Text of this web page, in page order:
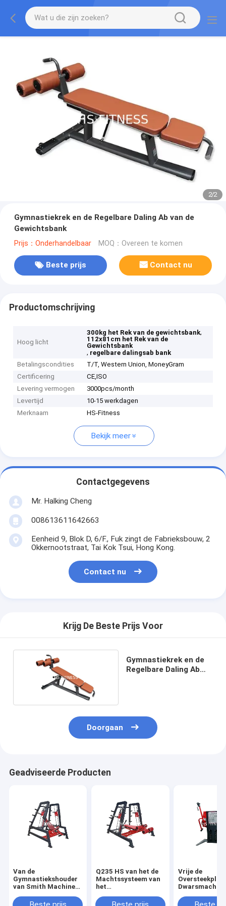
2/2
Gymnastiekrek en de Regelbare Daling Ab van de
Gewichtsbank
Prijs：Onderhandelbaar MOQ：Overeen te komen
Beste prijs Contact nu
Productomschrijving
Hoog licht
300kg het Rek van de gewichtsbank,
112x81cm het Rek van de
Gewichtsbank
, regelbare dalingsab bank
Betalingscondities
T/T, Western Union, MoneyGram
Certificering
CE,ISO
Levering vermogen
3000pcs/month
Levertijd
10-15 werkdagen
Merknaam
HS-Fitness
Bekijk meer
Contactgegevens
Mr. Halking Cheng
008613611642663
Eenheid 9, Blok D, 6/F., Fuk zingt de Fabrieksbouw, 2
Okkernootstraat, Tai Kok Tsui, Hong Kong.
Contact nu
Krijg De Beste Prijs Voor
Gymnastiekrek en de
Regelbare Daling Ab
Doorgaan
Geadviseerde Producten
Van de
Gymnastiekshouder
van Smith Machine
van de staalmacht
Q235 HS van het de
Machtssysteem van
het
de Oefening van
Vrije de
Dwarsmachine
van de Motie